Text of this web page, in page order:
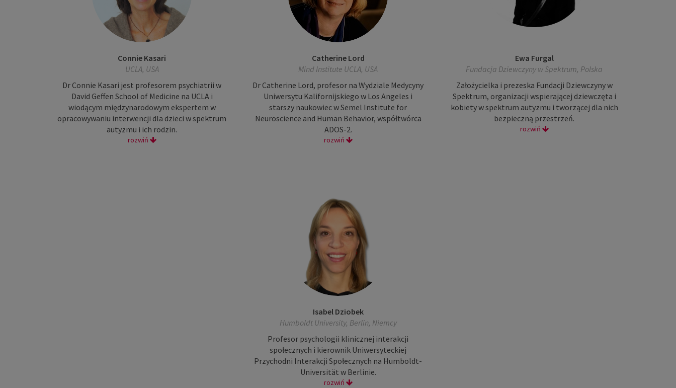
Connie Kasari
UCLA, USA
Dr Connie Kasari jest profesorem psychiatrii w
David Geffen School of Medicine na UCLA i
wiodącym międzynarodowym ekspertem w
opracowywaniu interwencji dla dzieci w spektrum
autyzmu i ich rodzin.
rozwiń
Catherine Lord
Mind Institute UCLA, USA
Dr Catherine Lord, profesor na Wydziale Medycyny
Uniwersytu Kalifornijskiego w Los Angeles i
starszy naukowiec w Semel Institute for
Neuroscience and Human Behavior, współtwórca
ADOS-2.
rozwiń
Ewa Furgal
Fundacja Dziewczyny w Spektrum, Polska
Założycielka i prezeska Fundacji Dziewczyny w
Spektrum, organizacji wspierającej dziewczęta i
kobiety w spektrum autyzmu i tworzącej dla nich
bezpieczną przestrzeń.
rozwiń
Isabel Dziobek
Humboldt University, Berlin, Niemcy
Profesor psychologii klinicznej interakcji
społecznych i kierownik Uniwersyteckiej
Przychodni Interakcji Społecznych na Humboldt-
Universität w Berlinie.
rozwiń